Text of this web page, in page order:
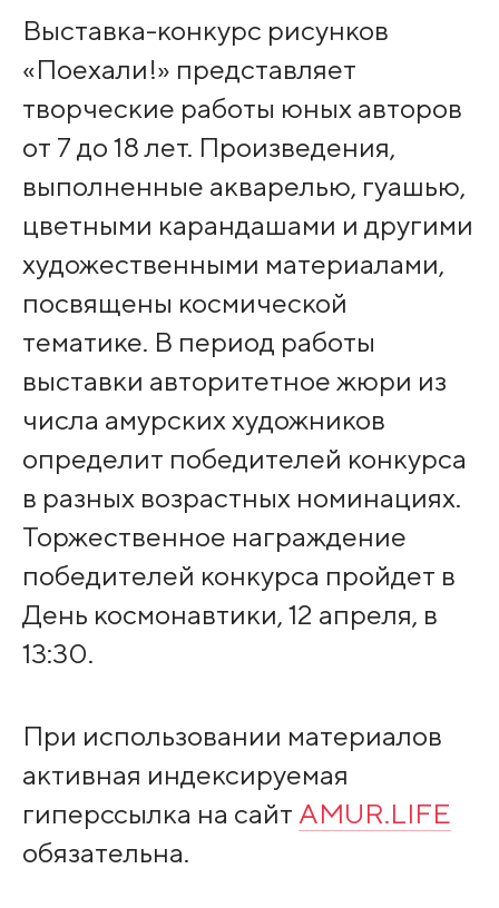
Выставка-конкурс рисунков
«Поехали!» представляет
творческие работы юных авторов
от 7 до 18 лет. Произведения,
выполненные акварелью, гуашью,
цветными карандашами и другими
художественными материалами,
посвящены космической
тематике. В период работы
выставки авторитетное жюри из
числа амурских художников
определит победителей конкурса
в разных возрастных номинациях.
Торжественное награждение
победителей конкурса пройдет в
День космонавтики, 12 апреля, в
13:30.
При использовании материалов
активная индексируемая
гиперссылка на сайт AMUR.LIFE
обязательна.